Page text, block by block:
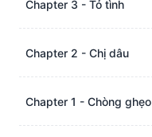
Chapter 3 - Tỏ tình
Chapter 2 - Chị dâu
Chapter 1 - Chòng ghẹo